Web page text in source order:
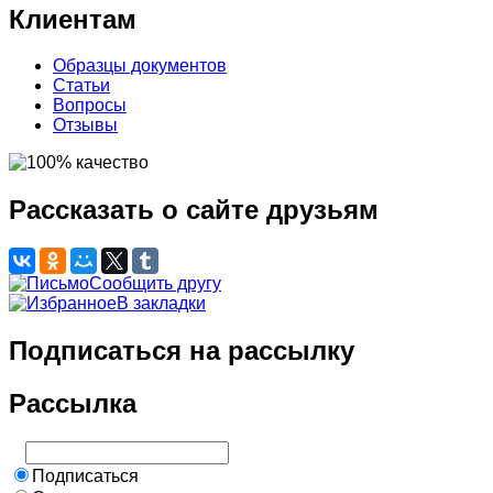
Клиентам
Образцы документов
Статьи
Вопросы
Отзывы
Рассказать о сайте друзьям
Сообщить другу
В закладки
Подписаться на рассылку
Рассылка
Подписаться